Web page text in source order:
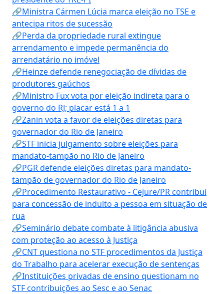
🔗Ministra Cármen Lúcia marca eleição no TSE e
antecipa ritos de sucessão
🔗Perda da propriedade rural extingue
arrendamento e impede permanência do
arrendatário no imóvel
🔗Heinze defende renegociação de dívidas de
produtores gaúchos
🔗Ministro Fux vota por eleição indireta para o
governo do RJ; placar está 1 a 1
🔗Zanin vota a favor de eleições diretas para
governador do Rio de Janeiro
🔗STF inicia julgamento sobre eleições para
mandato-tampão no Rio de Janeiro
🔗PGR defende eleições diretas para mandato-
tampão de governador do Rio de Janeiro
🔗Procedimento Restaurativo - Cejure/PR contribui
para concessão de indulto a pessoa em situação de
rua
🔗Seminário debate combate à litigância abusiva
com proteção ao acesso à Justiça
🔗CNT questiona no STF procedimentos da Justiça
do Trabalho para acelerar execução de sentenças
🔗Instituições privadas de ensino questionam no
STF contribuições ao Sesc e ao Senac